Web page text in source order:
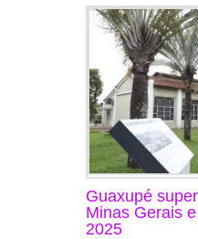
Guaxupé
Minas Gerais
2025